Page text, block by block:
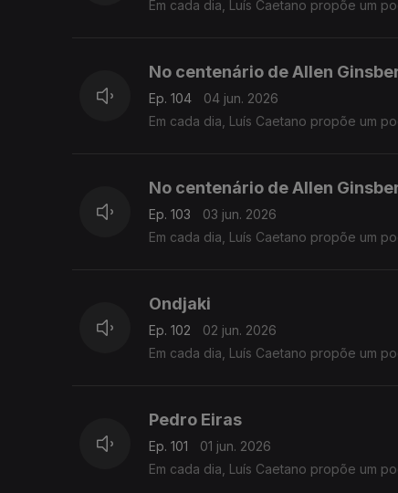
Em cada dia, Luís Caetano propõe um
No centenário de Allen
Ep. 104
04 jun. 2026
Em cada dia, Luís Caetano propõe um
No centenário de Allen
Ep. 103
03 jun. 2026
Em cada dia, Luís Caetano propõe um
Ondjaki
Ep. 102
02 jun. 2026
Em cada dia, Luís Caetano propõe um
Pedro Eiras
Ep. 101
01 jun. 2026
Em cada dia, Luís Caetano propõe um